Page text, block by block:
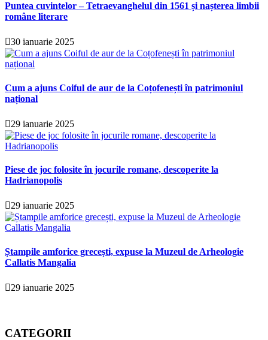
Puntea cuvintelor – Tetraevanghelul din 1561 și nașterea limbii
române literare
30 ianuarie 2025
Cum a ajuns Coiful de aur de la Coțofenești în patrimoniul
național
29 ianuarie 2025
Piese de joc folosite în jocurile romane, descoperite la
Hadrianopolis
29 ianuarie 2025
Ștampile amforice grecești, expuse la Muzeul de Arheologie
Callatis Mangalia
29 ianuarie 2025
CATEGORII